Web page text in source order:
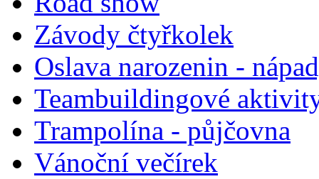
Závody čtyřkolek
Oslava narozenin -
Teambuildingové
Trampolína - půjčovna
Vánoční večírek